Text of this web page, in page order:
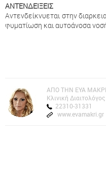
ΑΝΤΕΝΔΕΙΞΕΙΣ
Αντενδείκνυεται στην
φυματίωση και αυτοάνοσα
AΠΟ ΤΗΝ ΕΥΑ
Kλινική
22310-31331
www.evamakri.gr